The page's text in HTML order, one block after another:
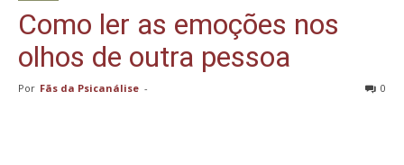
Como ler as emoções nos
olhos de outra pessoa
Por Fãs da Psicanálise - 0